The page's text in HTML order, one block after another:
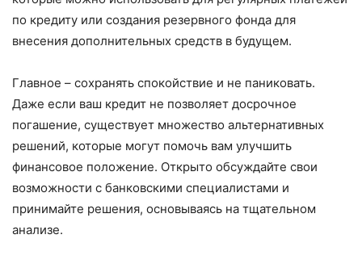
по кредиту или создания резервного фонда для
внесения дополнительных средств в будущем.
Главное – сохранять спокойствие и не паниковать.
Даже если ваш кредит не позволяет досрочное
погашение, существует множество альтернативных
решений, которые могут помочь вам улучшить
финансовое положение. Открыто обсуждайте свои
возможности с банковскими специалистами и
принимайте решения, основываясь на тщательном
анализе.